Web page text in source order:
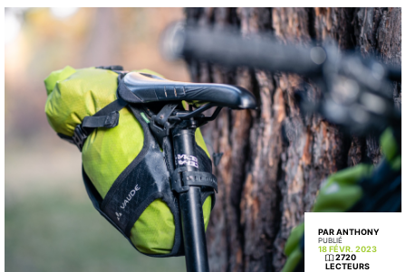
PAR ANTHONY
PUBLIÉ
18 FÉVR. 2023
2720
LECTEURS